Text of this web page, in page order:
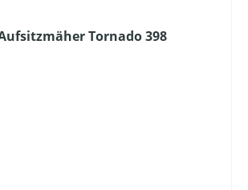
Tornado 398